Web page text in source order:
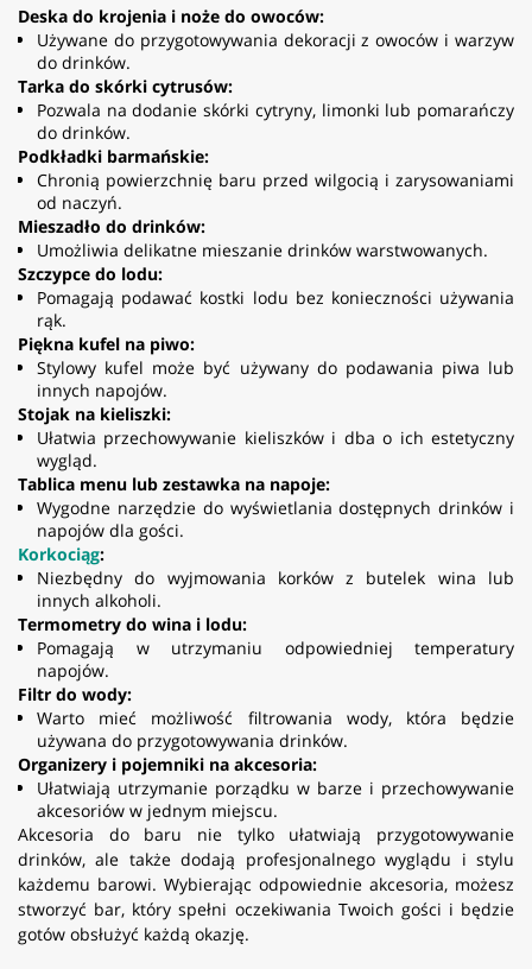
Deska do krojenia i noże do owoców:
Używane do przygotowywania dekoracji z owoców i warzyw
do drinków.
Tarka do skórki cytrusów:
Pozwala na dodanie skórki cytryny, limonki lub pomarańczy
do drinków.
Podkładki barmańskie:
Chronią powierzchnię baru przed wilgocią i zarysowaniami
od naczyń.
Mieszadło do drinków:
Umożliwia delikatne mieszanie drinków warstwowanych.
Szczypce do lodu:
Pomagają podawać kostki lodu bez konieczności używania
rąk.
Piękna kufel na piwo:
Stylowy kufel może być używany do podawania piwa lub
innych napojów.
Stojak na kieliszki:
Ułatwia przechowywanie kieliszków i dba o ich estetyczny
wygląd.
Tablica menu lub zestawka na napoje:
Wygodne narzędzie do wyświetlania dostępnych drinków i
napojów dla gości.
Korkociąg:
Niezbędny do wyjmowania korków z butelek wina lub
innych alkoholi.
Termometry do wina i lodu:
Pomagają w utrzymaniu odpowiedniej temperatury
napojów.
Filtr do wody:
Warto mieć możliwość filtrowania wody, która będzie
używana do przygotowywania drinków.
Organizery i pojemniki na akcesoria:
Ułatwiają utrzymanie porządku w barze i przechowywanie
akcesoriów w jednym miejscu.
Akcesoria do baru nie tylko ułatwiają przygotowywanie
drinków, ale także dodają profesjonalnego wyglądu i stylu
każdemu barowi. Wybierając odpowiednie akcesoria, możesz
stworzyć bar, który spełni oczekiwania Twoich gości i będzie
gotów obsłużyć każdą okazję.